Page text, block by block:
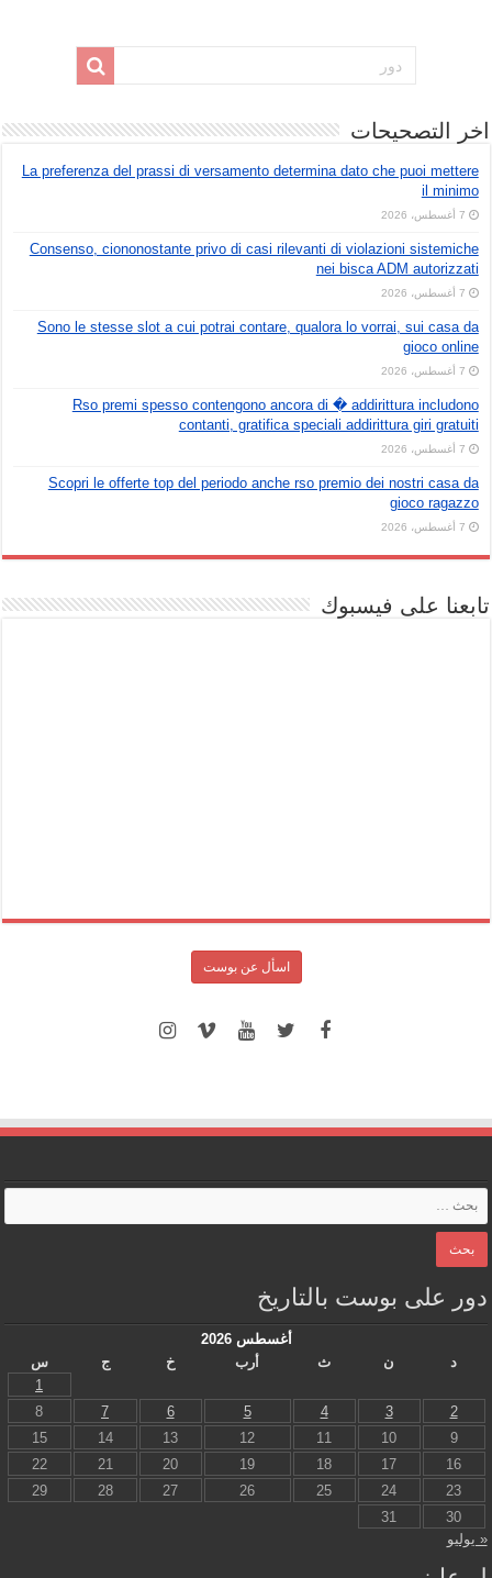
اخر التصحيحات
La preferenza del prassi di versamento determina dato che puoi mettere
il minimo
7 أغسطس، 2026
Consenso, ciononostante privo di casi rilevanti di violazioni sistemiche
nei bisca ADM autorizzati
7 أغسطس، 2026
Sono le stesse slot a cui potrai contare, qualora lo vorrai, sui casa da
gioco online
7 أغسطس، 2026
Rso premi spesso contengono ancora di � addirittura includono
contanti, gratifica speciali addirittura giri gratuiti
7 أغسطس، 2026
Scopri le offerte top del periodo anche rso premio dei nostri casa da
gioco ragazzo
7 أغسطس، 2026
تابعنا على فيسبوك
اسأل عن بوست
دور على بوست بالتاريخ
أغسطس 2026
د
ن ث أرب خ ج
س
1
2
3
4
5
6
7
8
9
10
11
12
13
14
15
16
17
18
19
20
21
22
23
24
25
26
27
28
29
30
31
« يوليو